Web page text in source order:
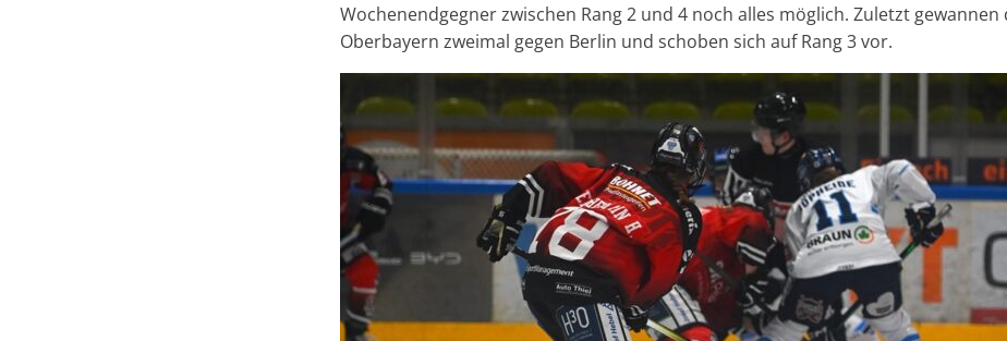
Wochenendgegner zwischen Rang 2 und 4 noch alles möglich. Zuletzt gewannen
Oberbayern zweimal gegen Berlin und schoben sich auf Rang 3 vor.